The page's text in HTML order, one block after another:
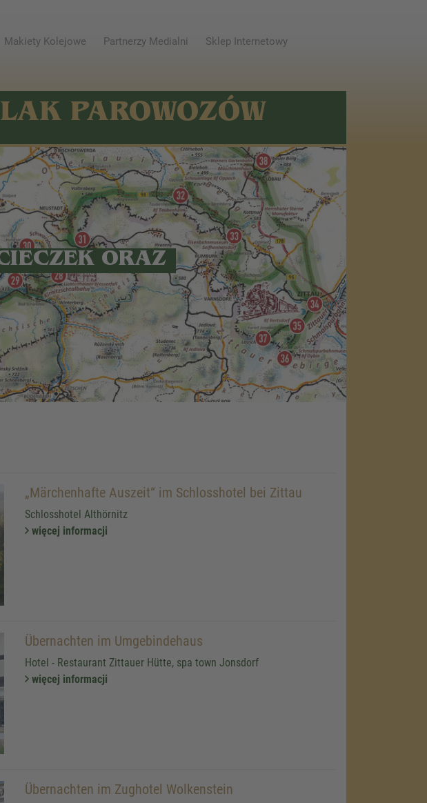
Makiety Kolejowe Partnerzy Medialni Sklep Internetowy
PAROWOZÓW
ORAZ
„Märchenhafte Auszeit“ im Schlosshotel bei Zittau
Schlosshotel Althörnitz
więcej informacji
Übernachten im Umgebindehaus
Hotel - Restaurant Zittauer Hütte, spa town Jonsdorf
więcej informacji
Übernachten im Zughotel Wolkenstein